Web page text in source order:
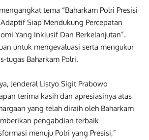
tema “Baharkam Polri Presisi
Siap Mendukung Percepatan
Yang Inklusif Dan Berkelanjutan”.
untuk mengevaluasi serta mengukur
tugas Baharkam Polri.
Jenderal Listyo Sigit Prabowo
terima kasih dan apresiasinya atas
yang telah diraih oleh Baharkam
pengabdian terbaik
menuju Polri yang Presisi,”